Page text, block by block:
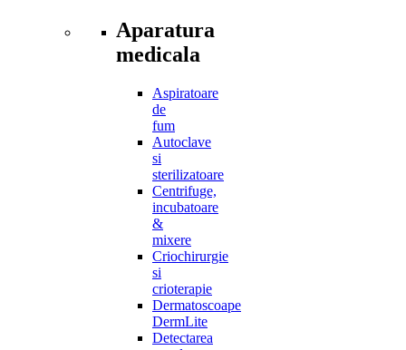
Aparatura
medicala
Aspiratoare
de
fum
Autoclave
si
sterilizatoare
Centrifuge,
incubatoare
&
mixere
Criochirurgie
si
crioterapie
Dermatoscoape
DermLite
Detectarea